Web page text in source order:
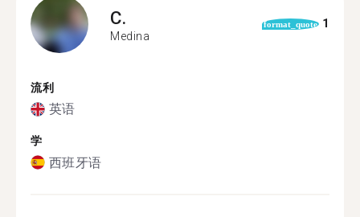
C.
Medina
format_quote 1
流利
英语
学
西班牙语